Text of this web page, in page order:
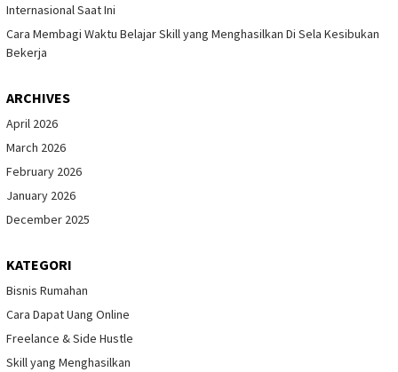
Internasional Saat Ini
Cara Membagi Waktu Belajar Skill yang Menghasilkan Di Sela Kesibukan
Bekerja
ARCHIVES
April 2026
March 2026
February 2026
January 2026
December 2025
KATEGORI
Bisnis Rumahan
Cara Dapat Uang Online
Freelance & Side Hustle
Skill yang Menghasilkan